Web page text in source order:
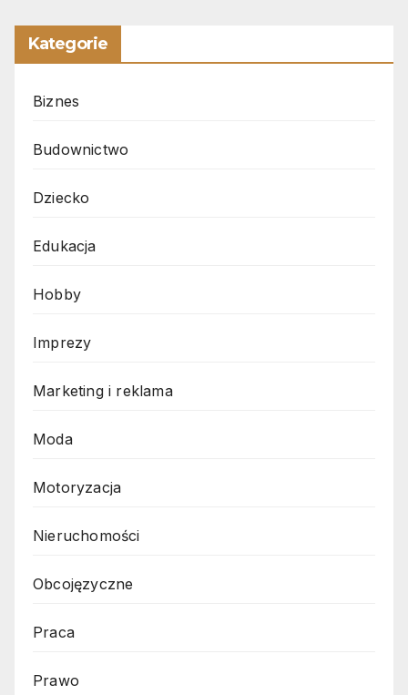
Kategorie
Biznes
Budownictwo
Dziecko
Edukacja
Hobby
Imprezy
Marketing i reklama
Moda
Motoryzacja
Nieruchomości
Obcojęzyczne
Praca
Prawo